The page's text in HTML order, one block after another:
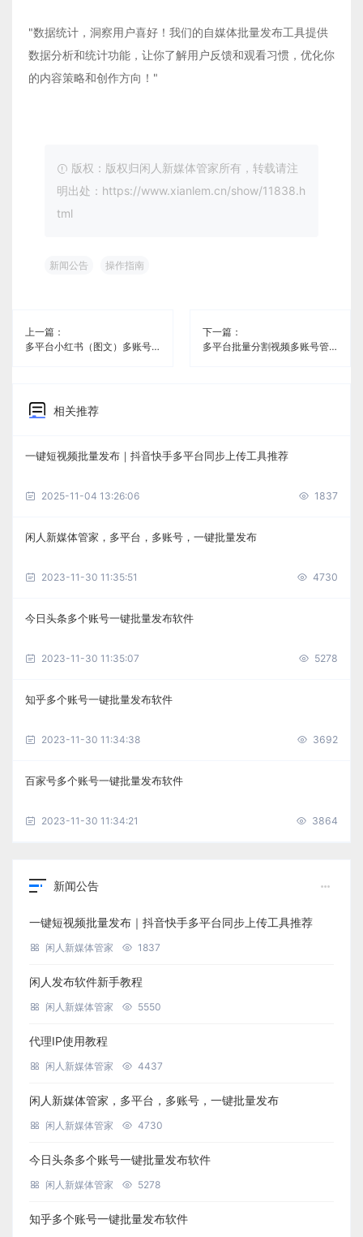
"数据统计，洞察用户喜好！我们的自媒体批量发布工具提供
数据分析和统计功能，让你了解用户反馈和观看习惯，优化你
的内容策略和创作方向！"
版权：版权归闲人新媒体管家所有，转载请注
明出处：https://www.xianlem.cn/show/11838.h
tml
新闻公告 操作指南
上一篇：
多平台小红书（图文）多账号管理免费工具《闲人新媒体管家》
下一篇：
多平台批量分割视频多账号管理工具《闲人新媒体管家》
相关推荐
一键短视频批量发布｜抖音快手多平台同步上传工具推荐
2025-11-04 13:26:06 1837
闲人新媒体管家，多平台，多账号，一键批量发布
2023-11-30 11:35:51 4730
今日头条多个账号一键批量发布软件
2023-11-30 11:35:07 5278
知乎多个账号一键批量发布软件
2023-11-30 11:34:38 3692
百家号多个账号一键批量发布软件
2023-11-30 11:34:21 3864
新闻公告
一键短视频批量发布｜抖音快手多平台同步上传工具推荐
闲人新媒体管家 1837
闲人发布软件新手教程
闲人新媒体管家 5550
代理IP使用教程
闲人新媒体管家 4437
闲人新媒体管家，多平台，多账号，一键批量发布
闲人新媒体管家 4730
今日头条多个账号一键批量发布软件
闲人新媒体管家 5278
知乎多个账号一键批量发布软件